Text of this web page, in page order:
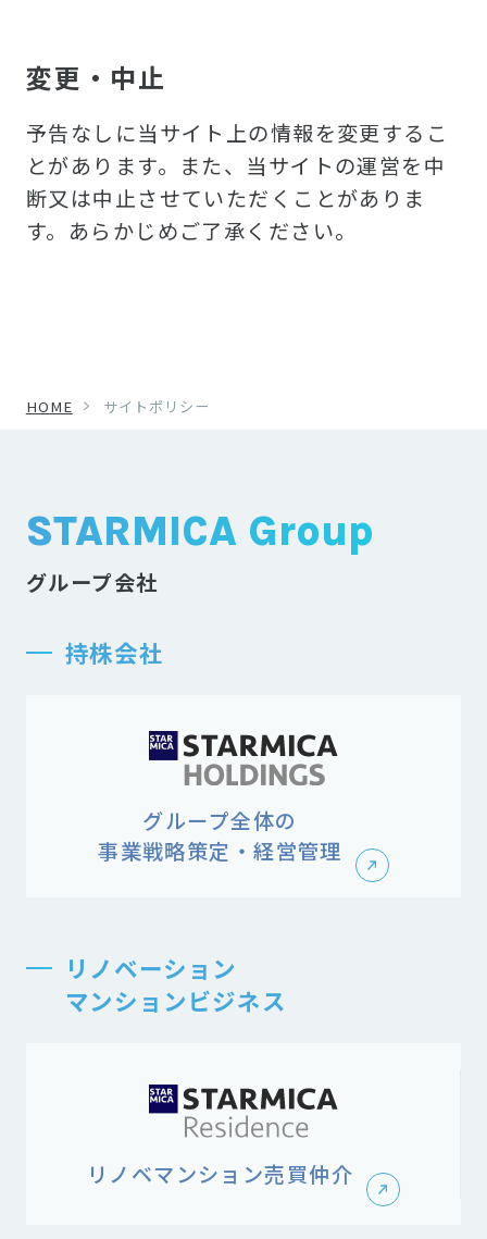
変更・中止
予告なしに当サイト上の情報を変更するこ
とがあります。また、当サイトの運営を中
断又は中止させていただくことがありま
す。あらかじめご了承ください。
HOME サイトポリシー
STARMICA Group
グループ会社
持株会社
グループ全体の
事業戦略策定・経営管理
リノベーション
マンションビジネス
リノベマンション売買仲介